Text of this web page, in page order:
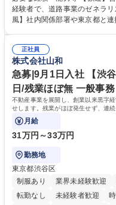
管理部門：広報、人事、経理
門：駐車場の新規開拓、管理
道路施設や道路工事現場の見
へ配属。※業務内容変更の範囲：会社の定め
ープ】総合職（事務）◇残業
経験者で、道路事業のゼネラ
風】社内関係部署や東京都と
部門など多岐に渡る業務を経
事業の他、新宿駅西口広場内
イン」の管理運営を行うなど
います。 学歴・資格 学歴：大学院 大学 高専 短大 専修学校 高校 語学力：
資格：
正社員
株式会社山和
急募|9月1日入社 【渋
日/残業ほぼ無 一般事務
不動産事業を展開し、創業以来黒字
せします。残業がほぼ発生せず、連
い方にお勧めの環境です！
月給
31万円～33万円
勤務地
東京都渋谷区
制服あり
業界未経験歓迎
転勤なし
未経験者歓迎